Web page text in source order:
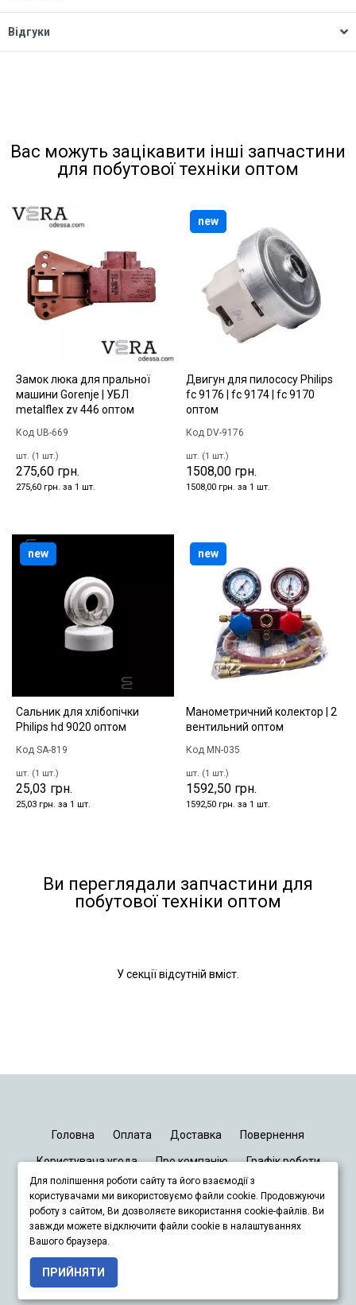
Відгуки
Вас можуть зацікавити інші запчастини
для побутової техніки оптом
Замок люка для пральної
машини Gorenje | УБЛ
metalflex zv 446 оптом
Код UB-669
шт. (1 шт.)
275,60 грн.
275,60 грн. за 1 шт.
Двигун для пилососу Philips
fc 9176 | fc 9174 | fc 9170
оптом
Код DV-9176
шт. (1 шт.)
1508,00 грн.
1508,00 грн. за 1 шт.
new
Сальник для хлібопічки
Philips hd 9020 оптом
Код SA-819
шт. (1 шт.)
25,03 грн.
25,03 грн. за 1 шт.
new
Манометричний колектор | 2
вентильний оптом
Код MN-035
шт. (1 шт.)
1592,50 грн.
1592,50 грн. за 1 шт.
new
Ви переглядали запчастини для
побутової техніки оптом
У секції відсутній вміст.
Головна Оплата Доставка Повернення
Користувача угода Про компанію Графік роботи
Київ Дніпро Запоріжжя Львів
+380678833929
Для поліпшення роботи сайту та його взаємодії з
користувачами ми використовуємо файли cookie. Продовжуючи
роботу з сайтом, Ви дозволяєте використання cookie-файлів. Ви
завжди можете відключити файли cookie в налаштуваннях
Вашого браузера.
ПРИЙНЯТИ